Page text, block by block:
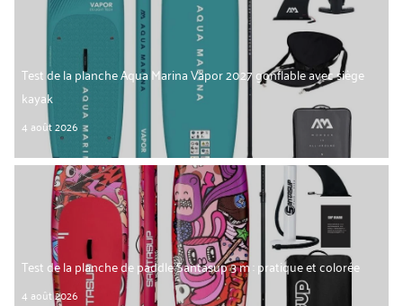
Test de la planche Aqua Marina Vapor 2027 gonflable avec siège
kayak
4 août 2026
Test de la planche de paddle Santasup 3 m : pratique et colorée
4 août 2026